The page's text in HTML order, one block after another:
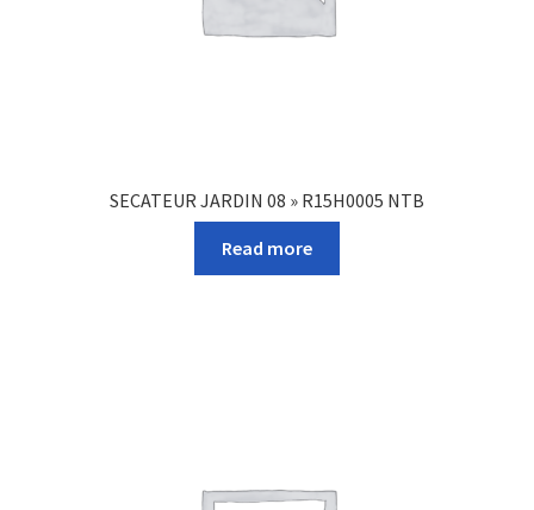
SECATEUR JARDIN 08 » R15H0005 NTB
Read more